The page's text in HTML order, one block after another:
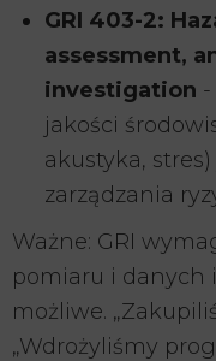
GRI 403-2:
assessment,
investigation
jakości
akustyka,
zarządzania
Ważne: GRI
pomiaru i danych
możliwe.
„Wdrożyliśmy